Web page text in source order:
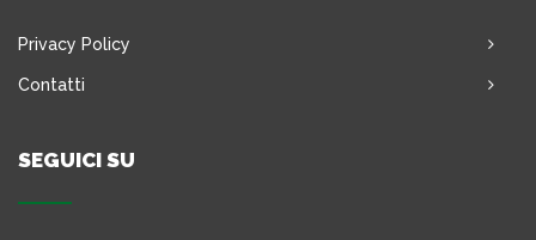
Privacy Policy
Contatti
SEGUICI SU